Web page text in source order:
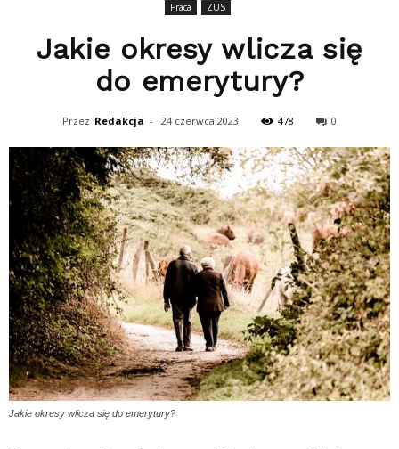
Praca ZUS
Jakie okresy wlicza się
do emerytury?
Przez Redakcja - 24 czerwca 2023 478 0
Jakie okresy wlicza się do emerytury?